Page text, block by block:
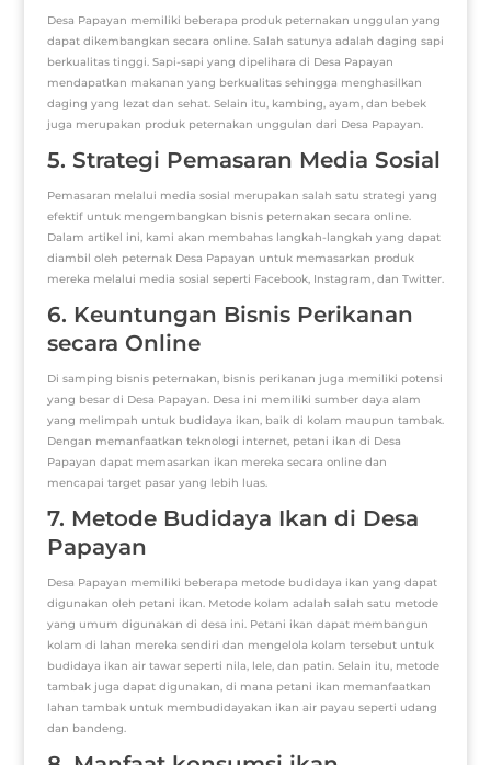
Desa Papayan memiliki beberapa produk peternakan unggulan yang
dapat dikembangkan secara online. Salah satunya adalah daging sapi
berkualitas tinggi. Sapi-sapi yang dipelihara di Desa Papayan
mendapatkan makanan yang berkualitas sehingga menghasilkan
daging yang lezat dan sehat. Selain itu, kambing, ayam, dan bebek
juga merupakan produk peternakan unggulan dari Desa Papayan.
5. Strategi Pemasaran Media Sosial
Pemasaran melalui media sosial merupakan salah satu strategi yang
efektif untuk mengembangkan bisnis peternakan secara online.
Dalam artikel ini, kami akan membahas langkah-langkah yang dapat
diambil oleh peternak Desa Papayan untuk memasarkan produk
mereka melalui media sosial seperti Facebook, Instagram, dan Twitter.
6. Keuntungan Bisnis Perikanan
secara Online
Di samping bisnis peternakan, bisnis perikanan juga memiliki potensi
yang besar di Desa Papayan. Desa ini memiliki sumber daya alam
yang melimpah untuk budidaya ikan, baik di kolam maupun tambak.
Dengan memanfaatkan teknologi internet, petani ikan di Desa
Papayan dapat memasarkan ikan mereka secara online dan
mencapai target pasar yang lebih luas.
7. Metode Budidaya Ikan di Desa
Papayan
Desa Papayan memiliki beberapa metode budidaya ikan yang dapat
digunakan oleh petani ikan. Metode kolam adalah salah satu metode
yang umum digunakan di desa ini. Petani ikan dapat membangun
kolam di lahan mereka sendiri dan mengelola kolam tersebut untuk
budidaya ikan air tawar seperti nila, lele, dan patin. Selain itu, metode
tambak juga dapat digunakan, di mana petani ikan memanfaatkan
lahan tambak untuk membudidayakan ikan air payau seperti udang
dan bandeng.